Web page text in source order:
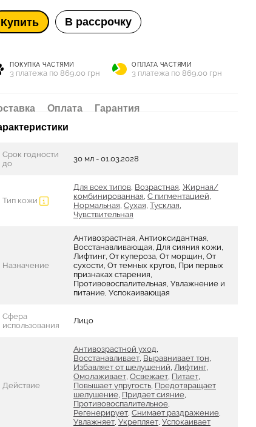
Купить В рассрочку
ПОКУПКА ЧАСТЯМИ
3 платежа по 869.00 грн
ОПЛАТА ЧАСТЯМИ
3 платежа по 869.00 грн
Оплата
Гарантия
Срок годности
до
30 мл - 01.03.2028
Тип кожи
Для всех типов, Возрастная, Жирная/
комбинированная, С пигментацией,
Нормальная, Сухая, Тусклая,
Чувствительная
Назначение
Антивозрастная, Антиоксидантная,
Восстанавливающая, Для сияния кожи,
Лифтинг, От купероза, От морщин, От
сухости, От темных кругов, При первых
признаках старения,
Противовоспалительная, Увлажнение и
питание, Успокаивающая
Сфера
использования
Лицо
Действие
Антивозрастной уход,
Восстанавливает, Выравнивает тон,
Избавляет от шелушений, Лифтинг,
Омолаживает, Освежает, Питает,
Повышает упругость, Предотвращает
шелушение, Придает сияние,
Противовоспалительное,
Регенерирует, Снимает раздражение,
Увлажняет, Укрепляет, Успокаивает